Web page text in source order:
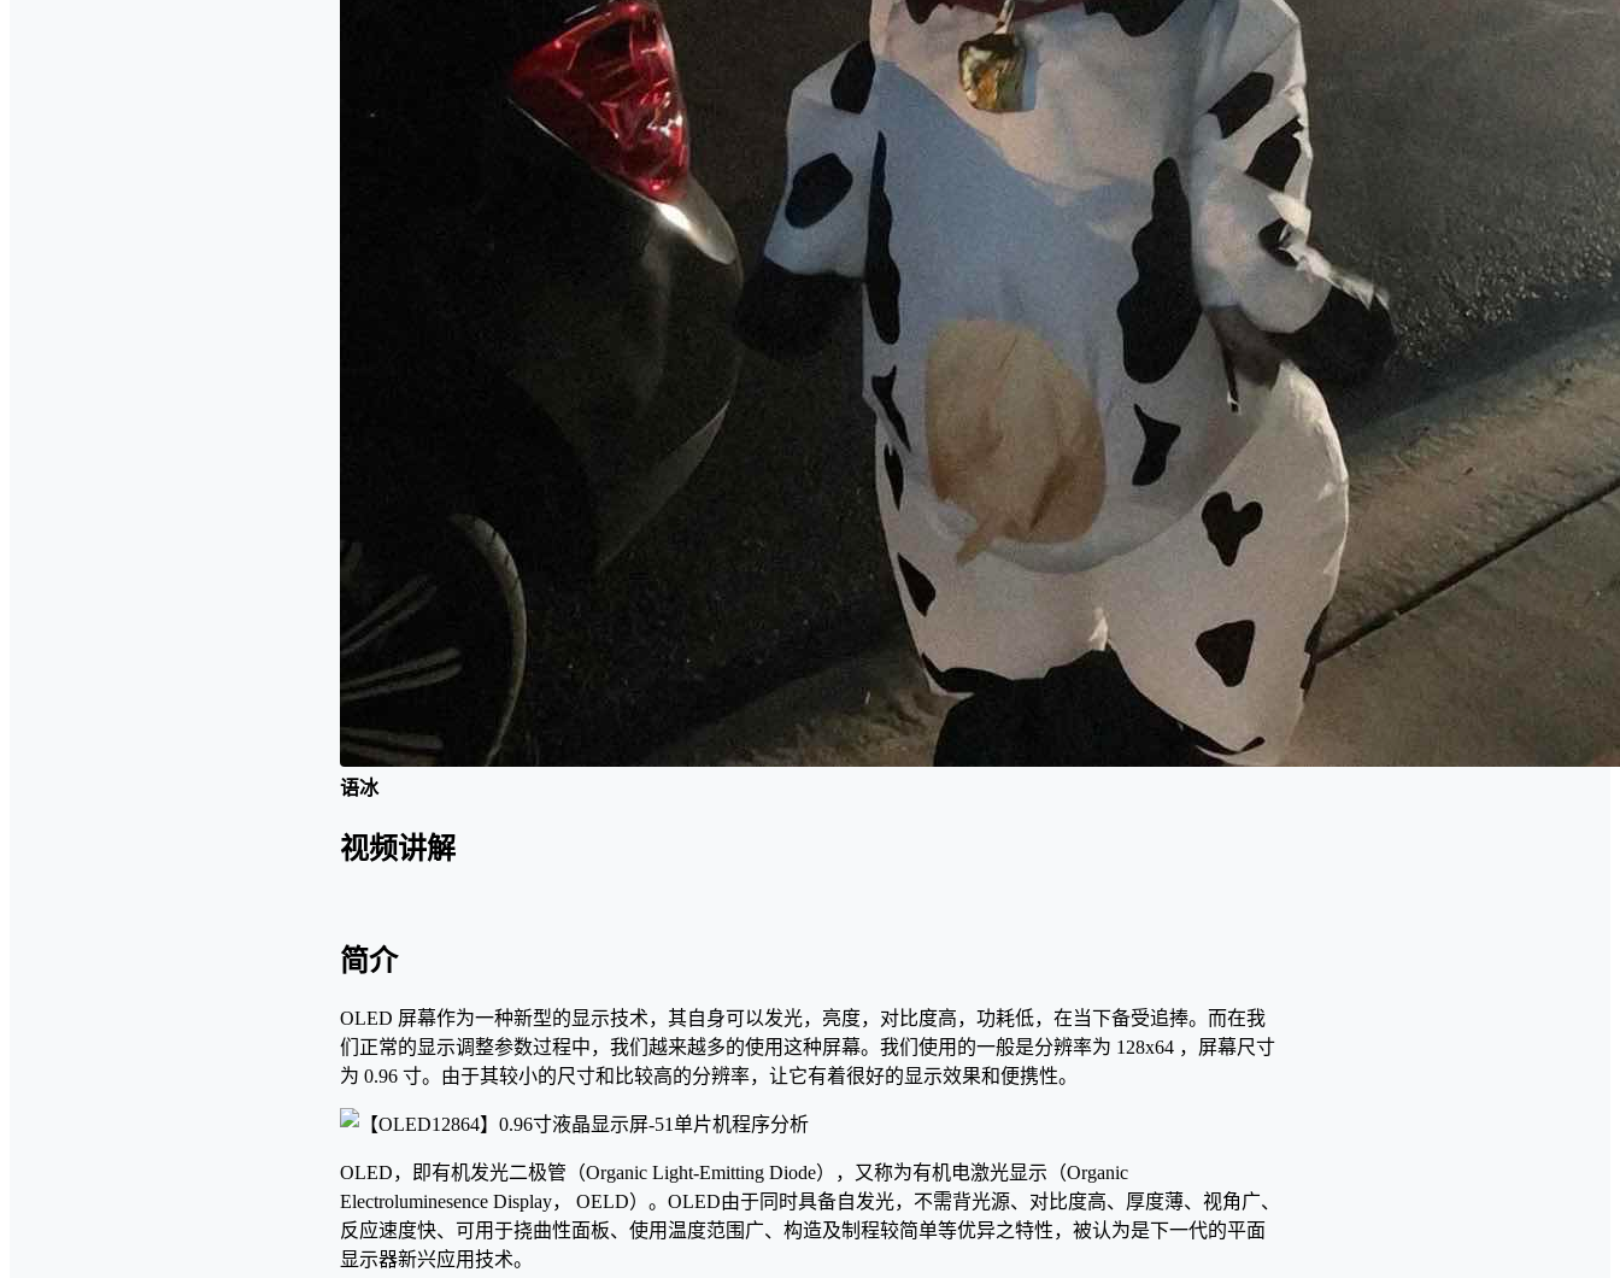
语冰
视频讲解
简介
OLED 屏幕作为一种新型的显示技术，其自身可以发光，亮度，对比度高，功耗低，在当下备受追捧。而在我
们正常的显示调整参数过程中，我们越来越多的使用这种屏幕。我们使用的一般是分辨率为 128x64 ，屏幕尺寸
为 0.96 寸。由于其较小的尺寸和比较高的分辨率，让它有着很好的显示效果和便携性。
OLED，即有机发光二极管（Organic Light-Emitting Diode），又称为有机电激光显示（Organic
Electroluminesence Display， OELD）。OLED由于同时具备自发光，不需背光源、对比度高、厚度薄、视角广、
反应速度快、可用于挠曲性面板、使用温度范围广、构造及制程较简单等优异之特性，被认为是下一代的平面
显示器新兴应用技术。